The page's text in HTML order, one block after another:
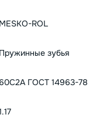
MЕSKO-RОL
Пружинные зубья
ГОСТ 14963-78